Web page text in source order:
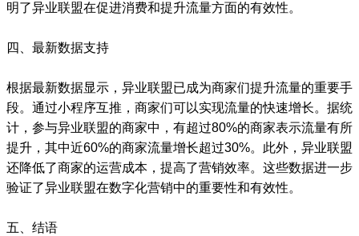
明了异业联盟在促进消费和提升流量方面的有效性。
四、最新数据支持
根据最新数据显示，异业联盟已成为商家们提升流量的重要手
段。通过小程序互推，商家们可以实现流量的快速增长。据统
计，参与异业联盟的商家中，有超过80%的商家表示流量有所
提升，其中近60%的商家流量增长超过30%。此外，异业联盟
还降低了商家的运营成本，提高了营销效率。这些数据进一步
验证了异业联盟在数字化营销中的重要性和有效性。
五、结语